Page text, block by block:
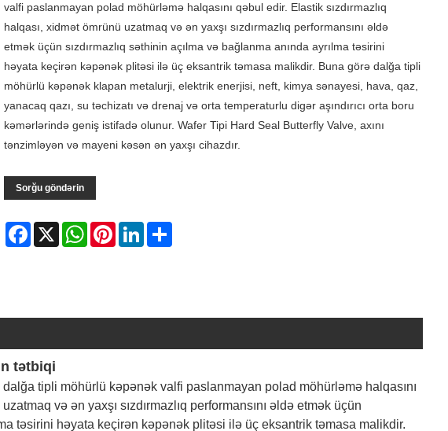
valfi paslanmayan polad möhürləmə halqasını qəbul edir. Elastik sızdırmazlıq
halqası, xidmət ömrünü uzatmaq və ən yaxşı sızdırmazlıq performansını əldə
etmək üçün sızdırmazlıq səthinin açılma və bağlanma anında ayrılma təsirini
həyata keçirən kəpənək plitəsi ilə üç eksantrik təmasa malikdir. Buna görə dalğa tipli
möhürlü kəpənək klapan metalurji, elektrik enerjisi, neft, kimya sənayesi, hava, qaz,
yanacaq qazı, su təchizatı və drenaj və orta temperaturlu digər aşındırıcı orta boru
kəmərlərində geniş istifadə olunur. Wafer Tipi Hard Seal Butterfly Valve, axını
tənzimləyən və mayeni kəsən ən yaxşı cihazdır.
Sorğu göndərin
Facebook
X WhatsAppPinterestLinkedIn
tətbiqi
tipli möhürlü kəpənək valfi paslanmayan polad möhürləmə halqasını
və ən yaxşı sızdırmazlıq performansını əldə etmək üçün
təsirini həyata keçirən kəpənək plitəsi ilə üç eksantrik təmasa malikdir.